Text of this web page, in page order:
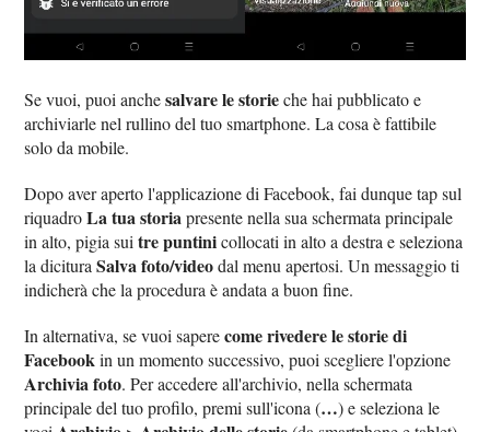
Se vuoi, puoi anchesalvare le storieche hai pubblicato e
archiviarle nel rullino del tuo smartphone. La cosa è fattibile
solo da mobile.
Dopo aver aperto l'applicazione di Facebook, fai dunque tap sul
riquadroLa tua storia presente nella sua schermata principale
in alto, pigia suitre puntinicollocati in alto a destra e seleziona
la dicituraSalva foto/videodal menu apertosi. Un messaggio ti
indicherà che la procedura è andata a buon fine.
In alternativa, se vuoi saperecome rivedere le storie di
Facebook in un momento successivo, puoi scegliere l'opzione
Archivia foto. Per accedere all'archivio, nella schermata
principale del tuo profilo, premi sull'icona (…) e seleziona le